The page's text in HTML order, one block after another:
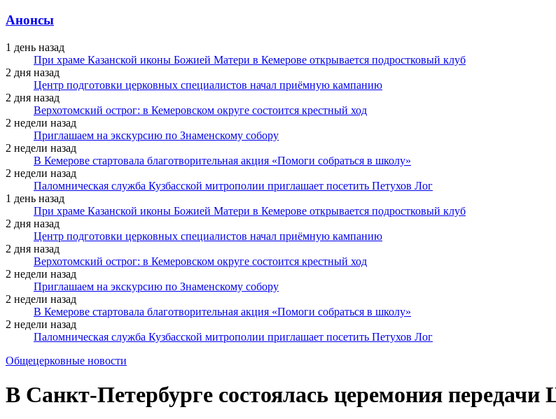
Анонсы
1 день назад
При храме Казанской иконы Божией Матери в Кемерове открывается подростковый клуб
2 дня назад
Центр подготовки церковных специалистов начал приёмную кампанию
2 дня назад
Верхотомский острог: в Кемеровском округе состоится крестный ход
2 недели назад
Приглашаем на экскурсию по Знаменскому собору
2 недели назад
В Кемерове стартовала благотворительная акция «Помоги собраться в школу»
2 недели назад
Паломническая служба Кузбасской митрополии приглашает посетить Петухов Лог
1 день назад
При храме Казанской иконы Божией Матери в Кемерове открывается подростковый клуб
2 дня назад
Центр подготовки церковных специалистов начал приёмную кампанию
2 дня назад
Верхотомский острог: в Кемеровском округе состоится крестный ход
2 недели назад
Приглашаем на экскурсию по Знаменскому собору
2 недели назад
В Кемерове стартовала благотворительная акция «Помоги собраться в школу»
2 недели назад
Паломническая служба Кузбасской митрополии приглашает посетить Петухов Лог
Общецерковные новости
В Санкт-Петербурге состоялась церемония передачи